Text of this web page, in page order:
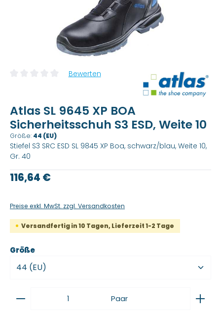
Durchschnittliche Bewertung von 0 von 5 Sternen
Bewerten
Atlas SL 9645 XP BOA
Sicherheitsschuh S3 ESD, Weite 10
Größe: 44 (EU)
Stiefel S3 SRC ESD SL 9845 XP Boa, schwarz/blau, Weite 10,
Gr. 40
Regulärer Preis:
116,64 €
Preise exkl. MwSt. zzgl. Versandkosten
Versandfertig in 10 Tagen, Lieferzeit 1-2 Tage
Größeauswählen
Produkt Anzahl: Gib den gewünschten Wert
Paar